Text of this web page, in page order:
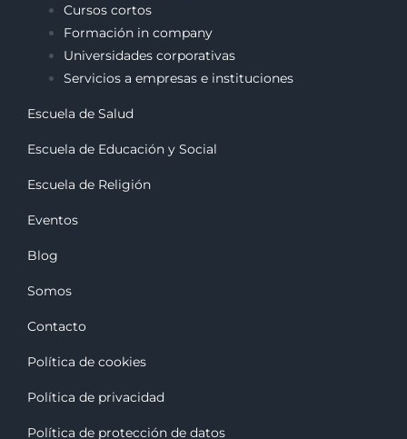
Cursos cortos
Formación in company
Universidades corporativas
Servicios a empresas e instituciones
Escuela de Salud
Escuela de Educación y Social
Escuela de Religión
Eventos
Blog
Somos
Contacto
Política de cookies
Política de privacidad
Política de protección de datos